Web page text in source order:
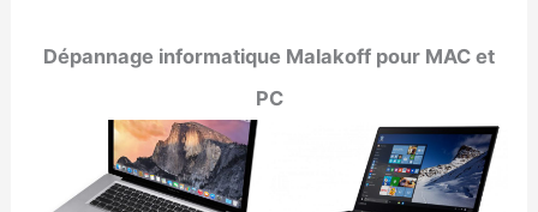
Dépannage informatique Malakoff pour MAC et
PC